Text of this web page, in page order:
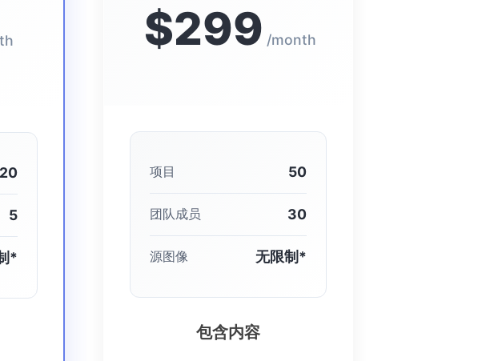
20
5
*
$299 /month
项目 50
团队成员 30
源图像 无限制*
包含内容